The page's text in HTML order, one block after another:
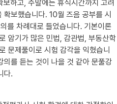
하고, 주말에는 휴식시간까지 고려
보했습니다. 10월 즈음 공부를 시
를 차례대로 들었습니다. 기본이론
암기가 많은 민법, 감관법, 부동산학
문제풀이로 시험 감각을 익혔습니
의를 듣는 것이 나을 것 같아 문풀강
다.